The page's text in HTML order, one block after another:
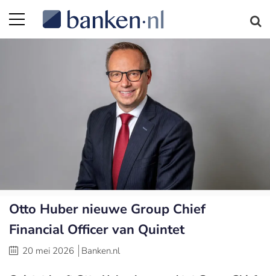
Otto Huber nieuwe Group Chief
Financial Officer van Quintet
20 mei 2026 Banken.nl